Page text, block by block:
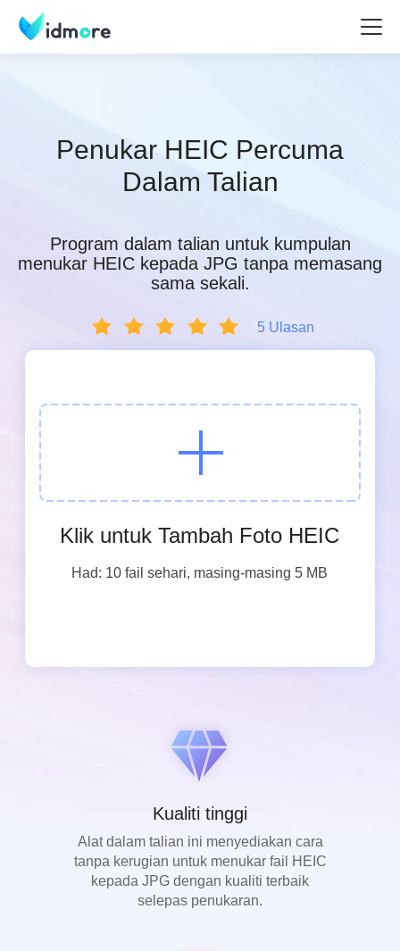
Penukar HEIC Percuma
Dalam Talian
Program dalam talian untuk kumpulan
menukar HEIC kepada JPG tanpa memasang
sama sekali.
5 Ulasan
Klik untuk Tambah Foto HEIC
Had: 10 fail sehari, masing-masing 5 MB
Kualiti tinggi
Alat dalam talian ini menyediakan cara
tanpa kerugian untuk menukar fail HEIC
kepada JPG dengan kualiti terbaik
selepas penukaran.